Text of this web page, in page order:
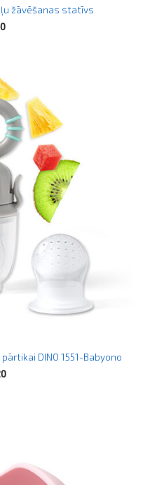
žāvēšanas statīvs
DINO 1551-Babyono